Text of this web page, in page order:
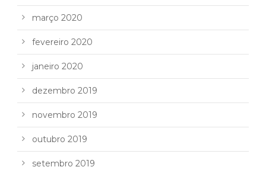
março 2020
fevereiro 2020
janeiro 2020
dezembro 2019
novembro 2019
outubro 2019
setembro 2019